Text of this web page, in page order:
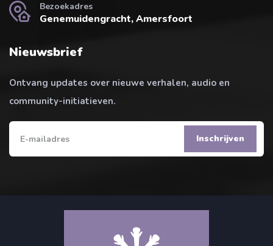
Bezoekadres
Genemuidengracht, Amersfoort
Nieuwsbrief
Ontvang updates over nieuwe verhalen, audio en
community-initiatieven.
Inschrijven